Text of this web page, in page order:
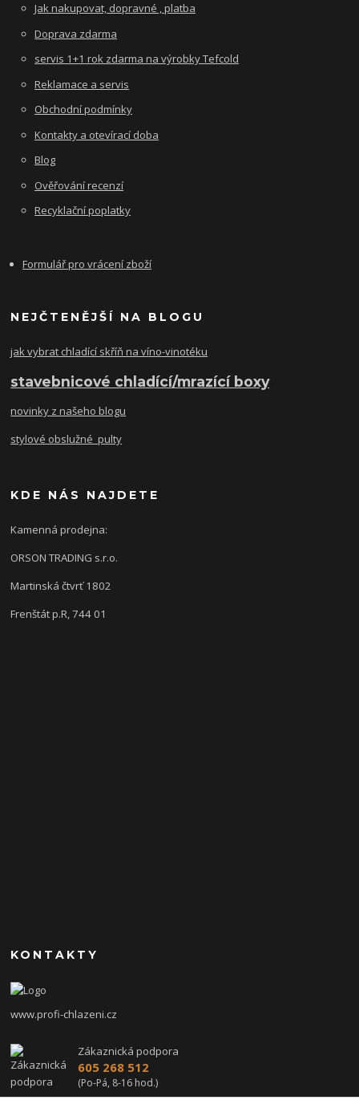
Jak nakupovat, dopravné , platba
Doprava zdarma
servis 1+1 rok zdarma na výrobky Tefcold
Reklamace a servis
Obchodní podmínky
Kontakty a otevírací doba
Blog
Ověřování recenzí
Recyklační poplatky
Formulář pro vrácení zboží
NEJČTENĚJŠÍ NA BLOGU
jak vybrat chladící skříň na víno-vinotéku
stavebnicové chladící/mrazící boxy
novinky z našeho blogu
stylové obslužné pulty
KDE NÁS NAJDETE
Kamenná prodejna:
ORSON TRADING s.r.o.
Martinská čtvrť 1802
Frenštát p.R, 744 01
KONTAKTY
www.profi-chlazeni.cz
Zákaznická podpora
605 268 512
(Po-Pá, 8-16 hod.)